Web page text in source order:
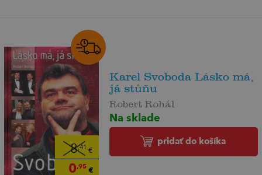
8,41 €
0,95€
Karel Svoboda Lásko má,
já stůňu
Robert Rohál
Na sklade
pridať do košíka